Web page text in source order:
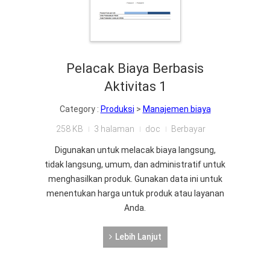
Pelacak Biaya Berbasis
Aktivitas 1
Category : Produksi > Manajemen biaya
258 KB 3 halaman doc Berbayar
Digunakan untuk melacak biaya langsung,
tidak langsung, umum, dan administratif untuk
menghasilkan produk. Gunakan data ini untuk
menentukan harga untuk produk atau layanan
Anda.
Lebih Lanjut